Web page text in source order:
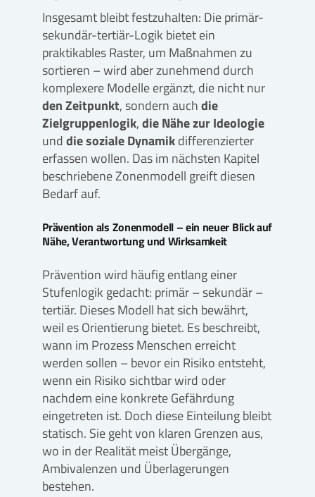
Insgesamt bleibt festzuhalten: Die primär-
sekundär-tertiär-Logik bietet ein
praktikables Raster, um Maßnahmen zu
sortieren – wird aber zunehmend durch
komplexere Modelle ergänzt, die nicht nur
den Zeitpunkt, sondern auchdie
Zielgruppenlogik,die Nähe zur Ideologie
unddie soziale Dynamikdifferenzierter
erfassen wollen. Das im nächsten Kapitel
beschriebene Zonenmodell greift diesen
Bedarf auf.
Prävention als Zonenmodell – ein neuer Blick auf
Nähe, Verantwortung und Wirksamkeit
Prävention wird häufig entlang einer
Stufenlogik gedacht: primär – sekundär –
tertiär. Dieses Modell hat sich bewährt,
weil es Orientierung bietet. Es beschreibt,
wann im Prozess Menschen erreicht
werden sollen – bevor ein Risiko entsteht,
wenn ein Risiko sichtbar wird oder
nachdem eine konkrete Gefährdung
eingetreten ist. Doch diese Einteilung bleibt
statisch. Sie geht von klaren Grenzen aus,
wo in der Realität meist Übergänge,
Ambivalenzen und Überlagerungen
bestehen.